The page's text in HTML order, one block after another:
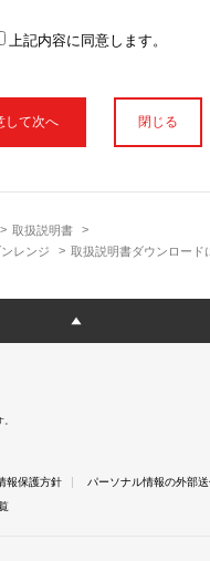
取扱説明書
レンジ
取扱説明書ダウンロード
全上のご注意、また測定基準や数
時点での基準に応じた内容となっ
同梱されている場合がありますが
開しておりませんのであらかじ
は予告なく中止または内容を変
かじめご了承ください。
い合わせにはお答えできない場合
承ください。
上記内容に同意します。
閉じる
報保護方針
パーソナル情報の外部